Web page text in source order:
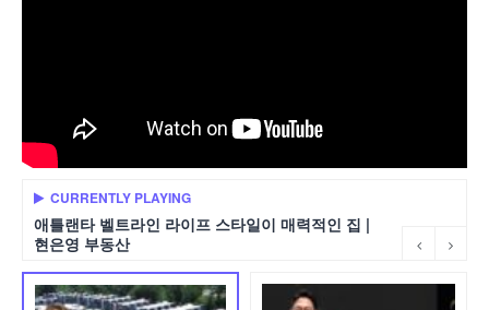
CURRENTLY PLAYING
애틀랜타 벨트라인 라이프 스타일이 매력적인 집 |
현은영 부동산